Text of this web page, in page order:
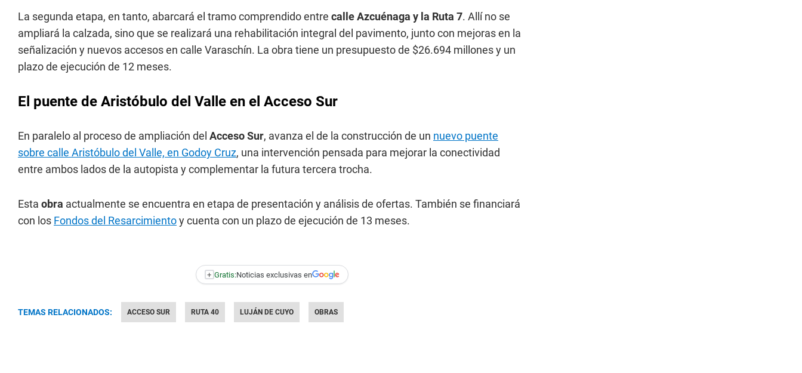
La segunda etapa, en tanto, abarcará el tramo comprendido entre calle Azcuénaga y la Ruta 7. Allí no se
ampliará la calzada, sino que se realizará una rehabilitación integral del pavimento, junto con mejoras en la
señalización y nuevos accesos en calle Varaschín. La obra tiene un presupuesto de $26.694 millones y un
plazo de ejecución de 12 meses.
El puente de Aristóbulo del Valle en el Acceso Sur
En paralelo al proceso de ampliación del Acceso Sur, avanza el de la construcción de un nuevo puente
sobre calle Aristóbulo del Valle, en Godoy Cruz, una intervención pensada para mejorar la conectividad
entre ambos lados de la autopista y complementar la futura tercera trocha.
Esta obra actualmente se encuentra en etapa de presentación y análisis de ofertas. También se financiará
con los Fondos del Resarcimientoy cuenta con un plazo de ejecución de 13 meses.
+ Gratis:Noticias exclusivas en
TEMAS RELACIONADOS: ACCESO SUR RUTA 40 LUJÁN DE CUYO OBRAS